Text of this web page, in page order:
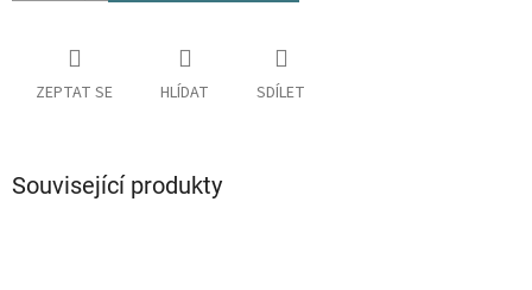
ZEPTAT SE HLÍDAT SDÍLET
Související produkty